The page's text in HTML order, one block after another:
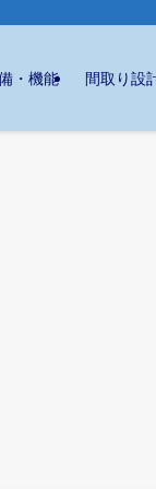
・機能 間取り設